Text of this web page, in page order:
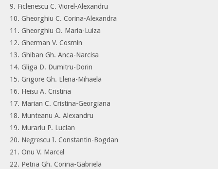
9. Ficlenescu C. Viorel-Alexandru
10. Gheorghiu C. Corina-Alexandra
11. Gheorghiu O. Maria-Luiza
12. Gherman V. Cosmin
13. Ghiban Gh. Anca-Narcisa
14. Gliga D. Dumitru-Dorin
15. Grigore Gh. Elena-Mihaela
16. Heisu A. Cristina
17. Marian C. Cristina-Georgiana
18. Munteanu A. Alexandru
19. Murariu P. Lucian
20. Negrescu I. Constantin-Bogdan
21. Onu V. Marcel
22. Petria Gh. Corina-Gabriela